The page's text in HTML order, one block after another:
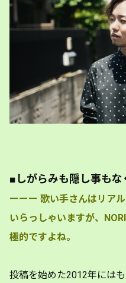
■しがらみも隠し事も
ーーー 歌い手さんはリア
いらっしゃいますが、
極的ですよね。
投稿を始めた2012年には